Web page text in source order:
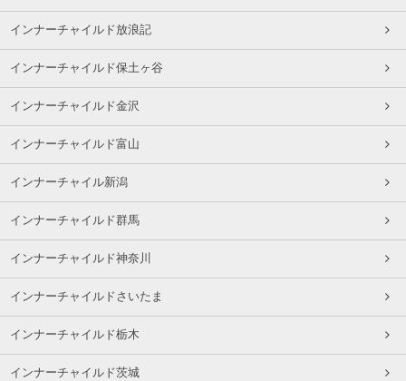
インナーチャイルド放浪記
インナーチャイルド保土ヶ谷
インナーチャイルド金沢
インナーチャイルド富山
インナーチャイル新潟
インナーチャイルド群馬
インナーチャイルド神奈川
インナーチャイルドさいたま
インナーチャイルド栃木
インナーチャイルド茨城